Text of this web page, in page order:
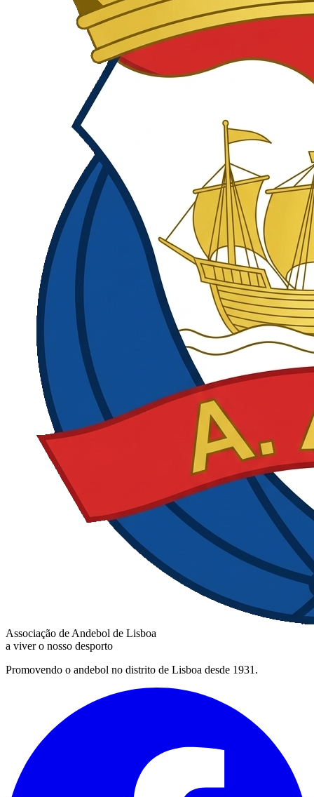
Associação de Andebol de Lisboa
a viver o nosso desporto
Promovendo o andebol no distrito de Lisboa desde 1931.